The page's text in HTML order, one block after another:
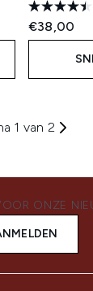
€38,00
1 van 2
ONZE